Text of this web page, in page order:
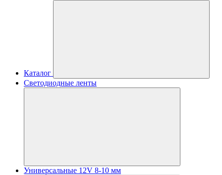
Каталог
Светодиодные ленты
Универсальные 12V 8-10 мм